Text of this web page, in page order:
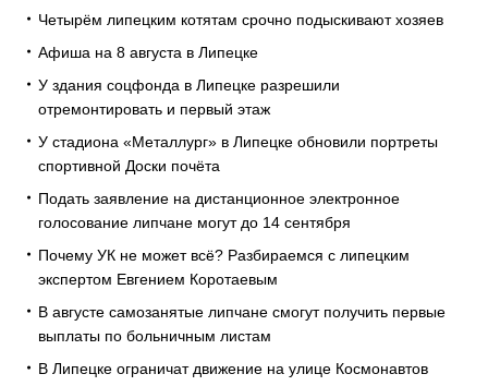
Четырём липецким котятам срочно подыскивают хозяев
Афиша на 8 августа в Липецке
У здания соцфонда в Липецке разрешили
отремонтировать и первый этаж
У стадиона «Металлург» в Липецке обновили портреты
спортивной Доски почёта
Подать заявление на дистанционное электронное
голосование липчане могут до 14 сентября
Почему УК не может всё? Разбираемся с липецким
экспертом Евгением Коротаевым
В августе самозанятые липчане смогут получить первые
выплаты по больничным листам
В Липецке ограничат движение на улице Космонавтов